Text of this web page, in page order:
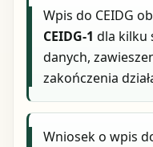
Wpis do CEIDG
CEIDG-1 dla kilku
danych,
zakończenia
Wniosek o wpis